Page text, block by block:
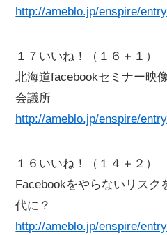
http://ameblo.jp/enspire/
１７いいね！（１６＋１）
北海道facebookセミナー映
会議所
http://ameblo.jp/enspire/
１６いいね！（１４＋２）
Facebookをやらないリスク
代に？
http://ameblo.jp/enspire/